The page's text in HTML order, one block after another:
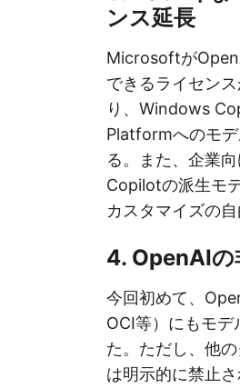
ンス延長
Microsoftが
できるライセン
り、Windows
Platformへのモ
る。また、企業
Copilotの派生モ
カスタマイズの
4. OpenAIの
今回初めて、
OCI等）にもモデ
た。ただし、他
は明示的に禁止